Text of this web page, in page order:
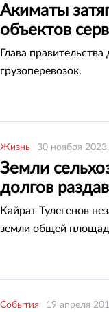
Акиматы
объектов
Глава
грузоперевозок.
Жизнь 30 ноября
Земли
долгов
Кайрат Тулегенов
земли общей
События 19 апреля